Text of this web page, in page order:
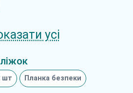
усі
шт Планка безпеки